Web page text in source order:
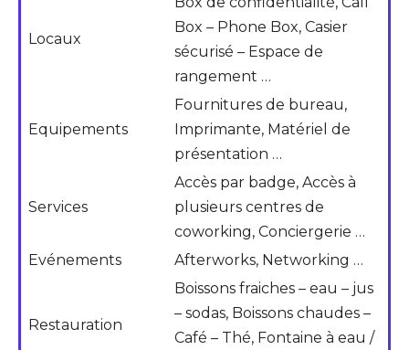
Locaux
Box – Phone Box, Casier
sécurisé – Espace de
rangement …
Equipements
Fournitures de bureau,
Imprimante, Matériel de
présentation …
Services
Accès par badge, Accès à
plusieurs centres de
coworking, Conciergerie …
Evénements
Afterworks, Networking …
Restauration
Boissons fraiches – eau – jus
– sodas, Boissons chaudes –
Café – Thé, Fontaine à eau /